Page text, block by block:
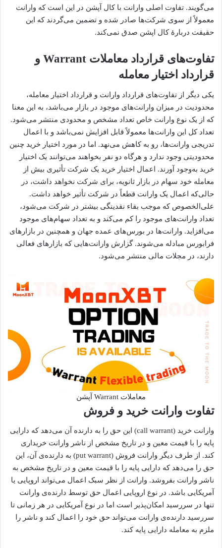
می‌گویند. تفاوت اصلی وارانت با کال آپشن در این است که وارانت
معمولاً از سوی شرکت‌ها صادر شده و تضمین می‌گردند که این
حقیقت دربارهٔ کال اپشن صدق نمی‌کند.
تفاوت‌های قرارداد معاملات Warrant و
قرارداد اختیار معامله
یکی دیگر از تفاوت‌های قرارداد وارانت و قرارداد اختیار معامله،
محدودیت در میزان وارانت‌های موجود در بازار می‌باشد، به این معنا
که از یک نوع وارانت خاص تعداد مشخص و محدودی منتشر می‌شود.
تعداد کل این وارانت‌ها معمولاً قابل افزایش نمی‌باشد و با اعمال
تدریجی وارانت‌ها، رو به کاهش می‌نهد. اما در مورد اختیار خرید چنین
محدودیتی وجود ندارد و هرگاه دو نفر بخواهند می‌توانند یک اختیار
خرید به‌وجود آورند. اعمال اختیار خرید یک شرکت تأثیری بیش از
معامله خود سهام در بازار ثانویه، برای شرکت نخواهد داشت، در
حالی‌که اعمال یک وارانت قطعاً در شرکت تأثیر خواهد داشت.
علی‌الخصوص که موجب بقاء نقدینگی بیشتر در شرکت می‌شود،
تعداد وارانت‌های موجود را کم می‌کند و به تعداد سهام‌های موجود
می‌افزاید. وارانت‌ها در بورس‌های عمده جهان و همچنین در بازارهای
فرابورس مبادله می‌شوند. گزارش وارانت‌هایی که بازارهای فعالی
دارند، در مجلات مالی منتشر می‌شود.
معاملات Warrant آپشن
تفاوت وارانت خرید و فروش
وارانت خرید (call warrant) این حق را به دارنده‌ آن می‌دهد که دارایی
پایه را با قیمت معین و در تاریخ مشخص از ناشر وارانت خریداری
کند. از طرف دیگر وارانت فروش (put warrant) به دارنده‌ی آن، این
حق را می‌دهد که دارایی پایه را با قیمت معین و در تاریخ مشخص به
ناشر وارانت بفروشد. وارانت از نظر سبک اعمال می‌تواند اروپایی یا
آمریکایی باشد. در نوع اروپایی اعمال حق توسط دارنده‌ی وارانت
تنها در سررسید امکان‌پذیر است اما در نوع آمریکایی در هر زمانی تا
سررسید دارنده‌ی وارانت می‌تواند حق خود را اعمال کند و ناشر را
ملزم به معامله‌ دارایی پایه کند.